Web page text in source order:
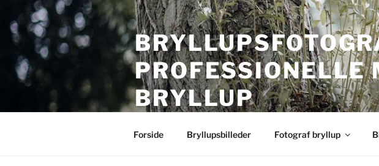
indhold
PROFESSIONELLE
BRYLLUP
Forside Bryllupsbilleder Fotograf bryllup